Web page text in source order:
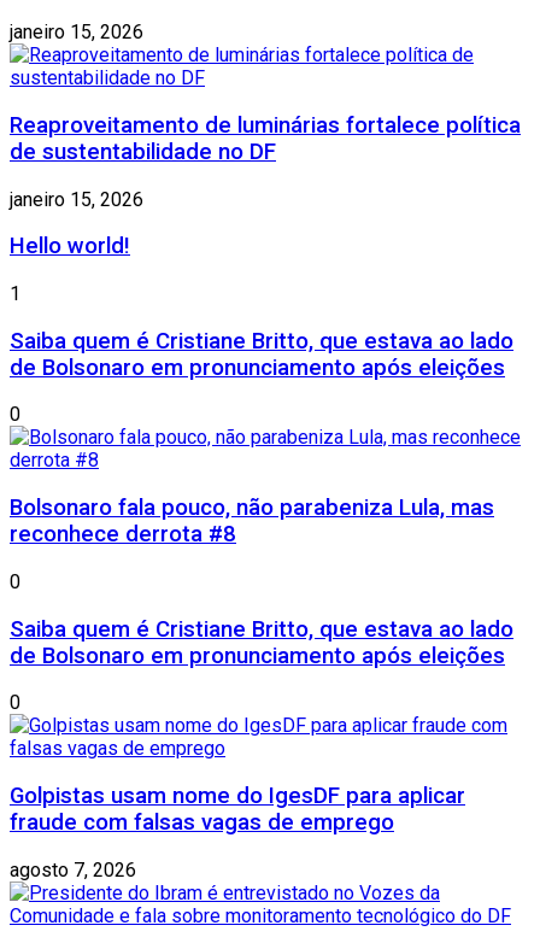
janeiro 15, 2026
Reaproveitamento de luminárias fortalece política
de sustentabilidade no DF
janeiro 15, 2026
Hello world!
1
Saiba quem é Cristiane Britto, que estava ao lado
de Bolsonaro em pronunciamento após eleições
0
Bolsonaro fala pouco, não parabeniza Lula, mas
reconhece derrota #8
0
Saiba quem é Cristiane Britto, que estava ao lado
de Bolsonaro em pronunciamento após eleições
0
Golpistas usam nome do IgesDF para aplicar
fraude com falsas vagas de emprego
agosto 7, 2026